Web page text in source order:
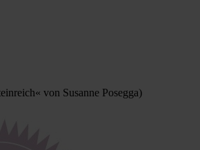
von Susanne Posegga)